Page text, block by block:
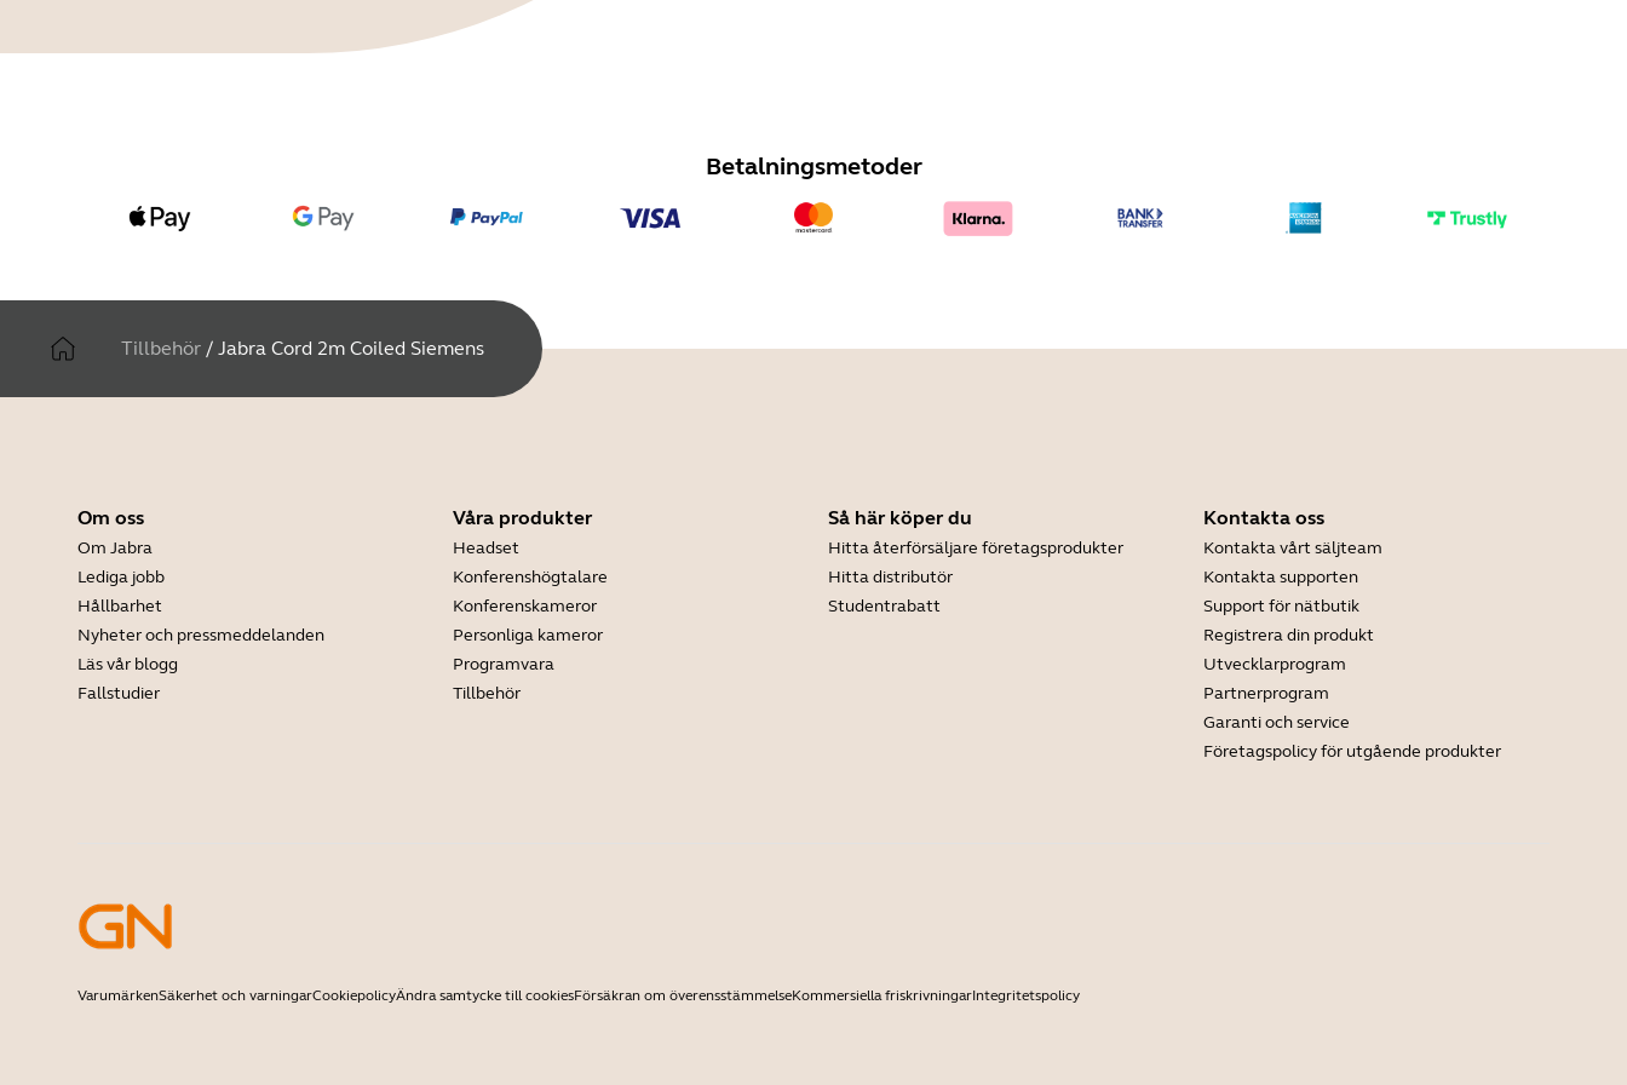
Betalningsmetoder
Tillbehör / Jabra Cord 2m Coiled Siemens
Om oss
Om Jabra
Lediga jobb
Hållbarhet
Nyheter och pressmeddelanden
Läs vår blogg
Fallstudier
Våra produkter
Headset
Konferenshögtalare
Konferenskameror
Personliga kameror
Programvara
Tillbehör
Så här köper du
Hitta återförsäljare företagsprodukter
Hitta distributör
Studentrabatt
Kontakta oss
Kontakta vårt säljteam
Kontakta supporten
Support för nätbutik
Registrera din produkt
Utvecklarprogram
Partnerprogram
Garanti och service
Företagspolicy för utgående produkter
VarumärkenSäkerhet och varningarCookiepolicyÄndra samtycke till cookiesFörsäkran om överensstämmelseKommersiella friskrivningarIntegritetspolicy